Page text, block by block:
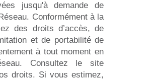
jusqu'à demande de
Conformément à la
des droits d’accès, de
et de portabilité de
à tout moment en
Consultez le site
droits. Si vous estimez,